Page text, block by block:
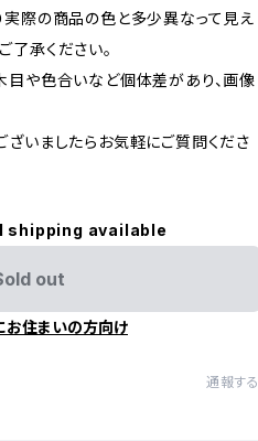
実際の商品の色と多少異なって見え
承ください。
目や色合いなど個体差があり、画像
ざいましたらお気軽にご質問くださ
shipping available
out
お住まいの方向け
通報する